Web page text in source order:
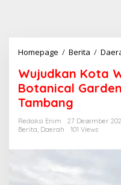
Homepage / Berita /
Wujudkan Kota
Botanical
Tambang
Redaksi Enim
27 Desember
Berita, Daerah 101 Views